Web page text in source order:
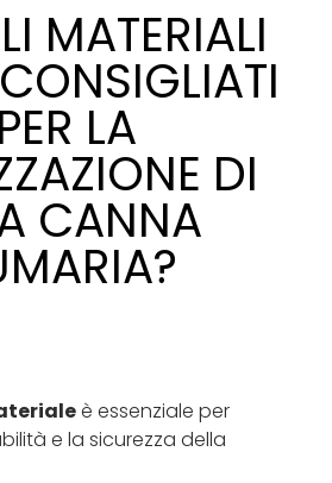
MATERIALI
PER LA
DI
CANNA
è essenziale per
e la sicurezza della